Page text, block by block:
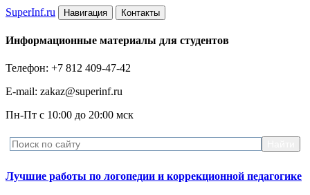
SuperInf.ru Навигация Контакты
Информационные материалы для студентов
Телефон: +7 812 409-47-42
E-mail: zakaz@superinf.ru
Пн-Пт с 10:00 до 20:00 мск
Лучшие работы по логопедии и коррекционной педагогике